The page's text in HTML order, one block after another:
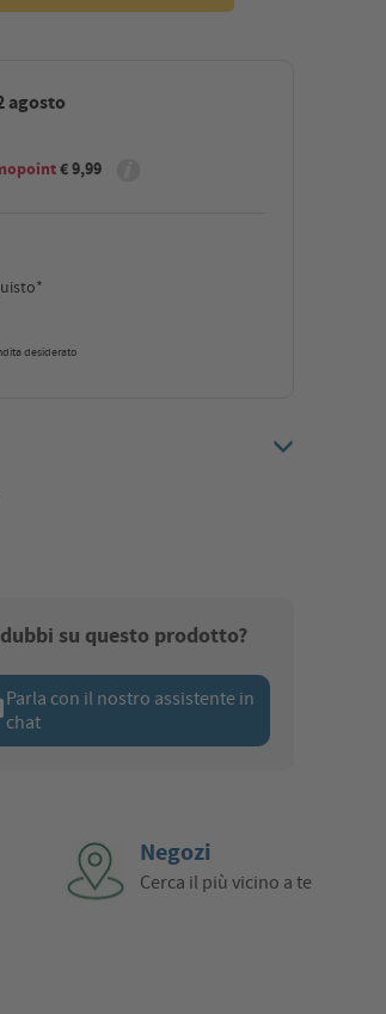
agosto
€ 9,99
desiderato
su questo prodotto?
Parla con il nostro assistente in
chat
Negozi
Cerca il più vicino a te